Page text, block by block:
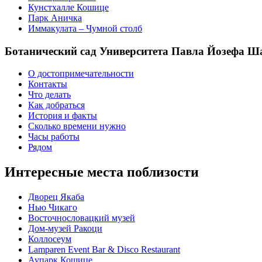
Кунстхалле Кошице
Парк Аничка
Иммакулата – Чумной столб
Ботанический сад Университета Павла Йозефа
О достопримечательности
Контакты
Что делать
Как добраться
История и факты
Сколько времени нужно
Часы работы
Рядом
Интересные места поблизости
Дворец Якаба
Нью Чикаго
Восточнословацкий музей
Дом-музей Ракоци
Коллосеум
Lamparen Event Bar & Disco Restaurant
Аупарк Кошице